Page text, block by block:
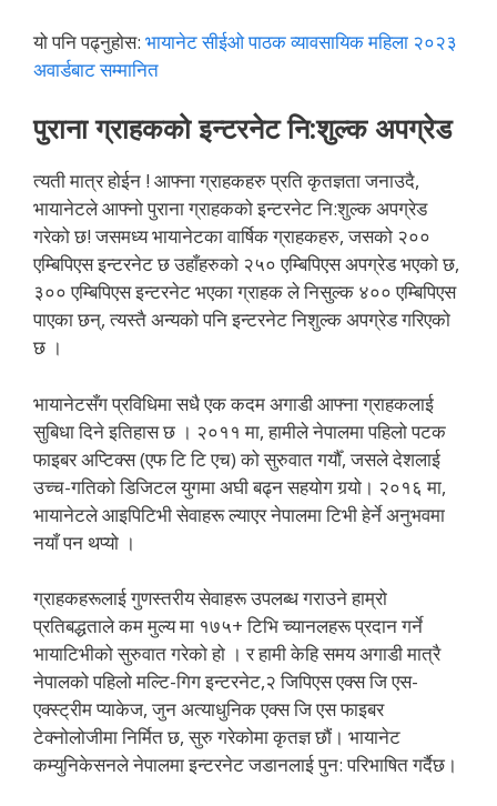
यो पनि पढ्नुहोस: भायानेट सीईओ पाठक व्यावसायिक महिला २०२३
अवार्डबाट सम्मानित
पुराना ग्राहकको इन्टरनेट नि:शुल्क अपग्रेड
त्यती मात्र होईन ! आफ्ना ग्राहकहरु प्रति कृतज्ञता जनाउदै,
भायानेटले आफ्नो पुराना ग्राहकको इन्टरनेट नि:शुल्क अपग्रेड
गरेको छ! जसमध्य भायानेटका वार्षिक ग्राहकहरु, जसको २००
एम्बिपिएस इन्टरनेट छ उहाँहरुको २५० एम्बिपिएस अपग्रेड भएको छ,
३०० एम्बिपिएस इन्टरनेट भएका ग्राहक ले निसुल्क ४०० एम्बिपिएस
पाएका छन्, त्यस्तै अन्यको पनि इन्टरनेट निशुल्क अपग्रेड गरिएको
छ ।
भायानेटसँग प्रविधिमा सधै एक कदम अगाडी आफ्ना ग्राहकलाई
सुबिधा दिने इतिहास छ । २०११ मा, हामीले नेपालमा पहिलो पटक
फाइबर अप्टिक्स (एफ टि टि एच) को सुरुवात गर्यौँ, जसले देशलाई
उच्च-गतिको डिजिटल युगमा अघी बढ्न सहयोग गर्‍यो। २०१६ मा,
भायानेटले आइपिटिभी सेवाहरू ल्याएर नेपालमा टिभी हेर्ने अनुभवमा
नयाँ पन थप्यो ।
ग्राहकहरूलाई गुणस्तरीय सेवाहरू उपलब्ध गराउने हाम्रो
प्रतिबद्धताले कम मुल्य मा १७५+ टिभि च्यानलहरू प्रदान गर्ने
भायाटिभीको सुरुवात गरेको हो । र हामी केहि समय अगाडी मात्रै
नेपालको पहिलो मल्टि-गिग इन्टरनेट,२ जिपिएस एक्स जि एस-
एक्स्ट्रीम प्याकेज, जुन अत्याधुनिक एक्स जि एस फाइबर
टेक्नोलोजीमा निर्मित छ, सुरु गरेकोमा कृतज्ञ छौं। भायानेट
कम्युनिकेसनले नेपालमा इन्टरनेट जडानलाई पुन: परिभाषित गर्दैछ।